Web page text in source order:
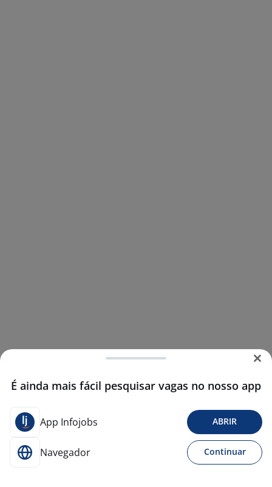
É ainda mais fácil pesquisar vagas no nosso app
App Infojobs ABRIR
Navegador Continuar